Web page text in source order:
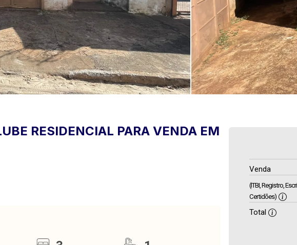
RESIDENCIAL PARA VENDA EM
Venda
(ITBI, Registro,
Certidões)
Total